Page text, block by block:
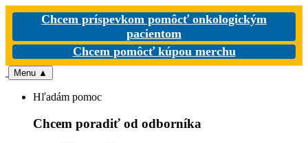
Chcem príspevkom pomôcť onkologickým
pacientom
Chcem pomôcť kúpou merchu
Menu ▲
Hľadám pomoc
Chcem poradiť od odborníka